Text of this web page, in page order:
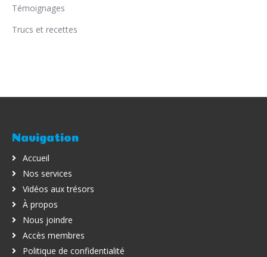
Témoignages
Trucs et recettes
Navigation
Accueil
Nos services
Vidéos aux trésors
À propos
Nous joindre
Accès membres
Politique de confidentialité